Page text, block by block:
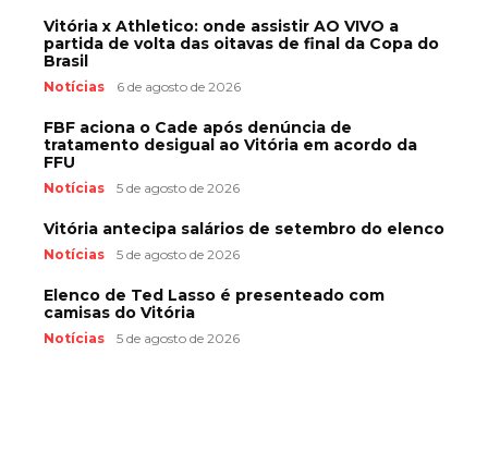
Vitória x Athletico: onde assistir AO VIVO a
partida de volta das oitavas de final da Copa do
Brasil
Notícias 6 de agosto de 2026
FBF aciona o Cade após denúncia de
tratamento desigual ao Vitória em acordo da
FFU
Notícias 5 de agosto de 2026
Vitória antecipa salários de setembro do elenco
Notícias 5 de agosto de 2026
Elenco de Ted Lasso é presenteado com
camisas do Vitória
Notícias 5 de agosto de 2026